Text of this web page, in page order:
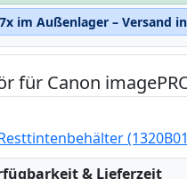
im Außenlager – Versand
für Canon
& Lieferzeit